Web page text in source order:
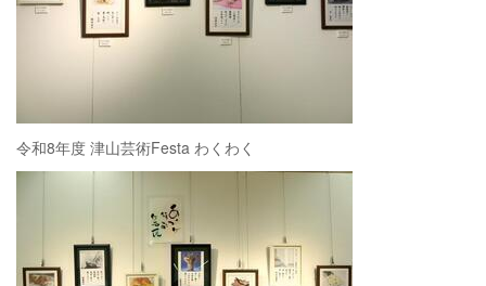
令和8年度 津山芸術Festa わくわく